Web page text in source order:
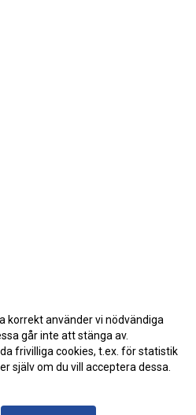
korrekt använder vi nödvändiga
går inte att stänga av.
frivilliga cookies, t.ex. för statistik
själv om du vill acceptera dessa.